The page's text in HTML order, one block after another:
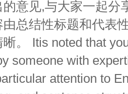
意见,与大家一起分
总结性标题和代表
。 Itis noted that
someone with
attention to